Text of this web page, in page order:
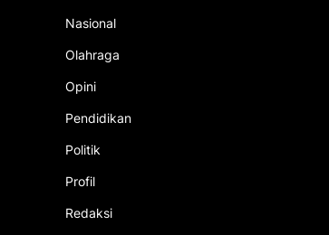
Nasional
Olahraga
Opini
Pendidikan
Politik
Profil
Redaksi